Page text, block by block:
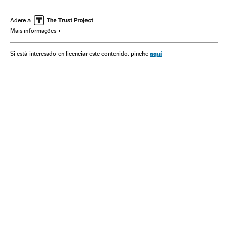
Cidade do Vaticano França
Adere a
Mais informações
Si está interesado en licenciar este contenido, pinche aquí